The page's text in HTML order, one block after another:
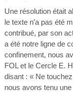
Une résolution était
le texte n’a pas été
contribué, par son
a été notre ligne de
confinement, nous
FOL et le Cercle E.
disant : « Ne
nous avons tenu